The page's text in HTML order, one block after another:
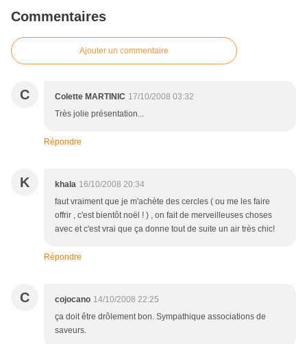
Commentaires
Ajouter un commentaire
C Colette MARTINIC 17/10/2008 03:32
Très jolie présentation...
Répondre
K khala 16/10/2008 20:34
faut vraiment que je m'achète des cercles ( ou me les faire
offrir , c'est bientôt noël ! ) , on fait de merveilleuses choses
avec et c'est vrai que ça donne tout de suite un air très chic!
Répondre
C cojocano 14/10/2008 22:25
ça doit être drôlement bon. Sympathique associations de
saveurs.